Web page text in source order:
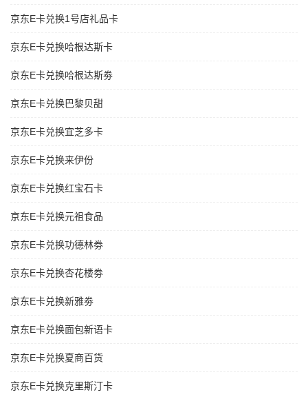
京东E卡兑换1号店礼品卡
京东E卡兑换哈根达斯卡
京东E卡兑换哈根达斯劵
京东E卡兑换巴黎贝甜
京东E卡兑换宜芝多卡
京东E卡兑换来伊份
京东E卡兑换红宝石卡
京东E卡兑换元祖食品
京东E卡兑换功德林劵
京东E卡兑换杏花楼劵
京东E卡兑换新雅劵
京东E卡兑换面包新语卡
京东E卡兑换夏商百货
京东E卡兑换克里斯汀卡